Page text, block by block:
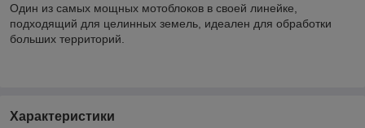
Один из самых мощных мотоблоков в своей линейке,
подходящий для целинных земель, идеален для обработки
больших территорий.
Характеристики